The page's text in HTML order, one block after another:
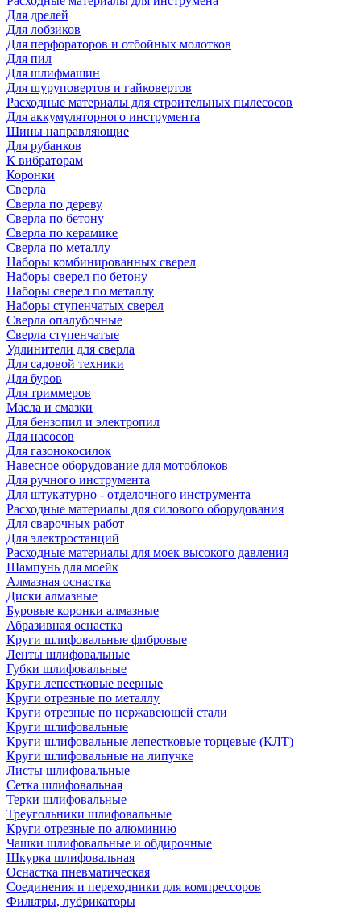
Для дрелей
Для лобзиков
Для перфораторов и отбойных молотков
Для пил
Для шлифмашин
Для шуруповертов и гайковертов
Расходные материалы для строительных пылесосов
Для аккумуляторного инструмента
Шины направляющие
Для рубанков
К вибраторам
Коронки
Сверла
Сверла по дереву
Сверла по бетону
Сверла по керамике
Сверла по металлу
Наборы комбинированных сверел
Наборы сверел по бетону
Наборы сверел по металлу
Наборы ступенчатых сверел
Сверла опалубочные
Сверла ступенчатые
Удлинители для сверла
Для садовой техники
Для буров
Для триммеров
Масла и смазки
Для бензопил и электропил
Для насосов
Для газонокосилок
Навесное оборудование для мотоблоков
Для ручного инструмента
Для штукатурно - отделочного инструмента
Расходные материалы для силового оборудования
Для сварочных работ
Для электростанций
Расходные материалы для моек высокого давления
Шампунь для моейк
Алмазная оснастка
Диски алмазные
Буровые коронки алмазные
Абразивная оснастка
Круги шлифовальные фибровые
Ленты шлифовальные
Губки шлифовальные
Круги лепестковые веерные
Круги отрезные по металлу
Круги отрезные по нержавеющей стали
Круги шлифовальные
Круги шлифовальные лепестковые торцевые (КЛТ)
Круги шлифовальные на липучке
Листы шлифовальные
Сетка шлифовальная
Терки шлифовальные
Треугольники шлифовальные
Круги отрезные по алюминию
Чашки шлифовальные и обдирочные
Шкурка шлифовальная
Оснастка пневматическая
Соединения и переходники для компрессоров
Фильтры, лубрикаторы